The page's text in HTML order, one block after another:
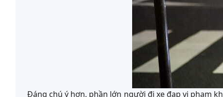
Đáng chú ý hơn, phần lớn người đi xe đạp vi phạm